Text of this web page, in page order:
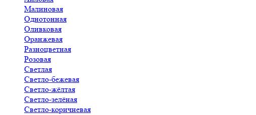
Малиновая
Однотонная
Оливковая
Оранжевая
Разноцветная
Розовая
Светлая
Светло-бежевая
Светло-жёлтая
Светло-зелёная
Светло-коричневая